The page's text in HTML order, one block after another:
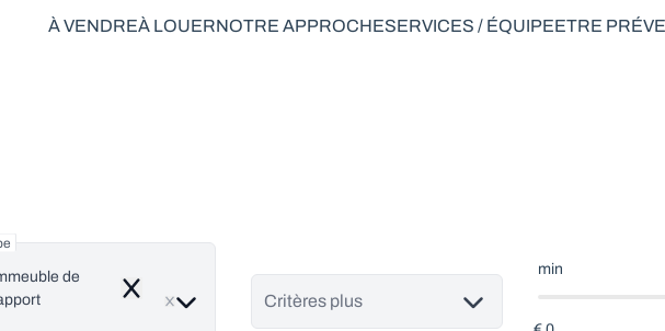
À VENDREÀ LOUERNOTRE APPROCHESERVICES / ÉQUIPEETRE
de rapport à vendre en
de
Remove Critères plus
min